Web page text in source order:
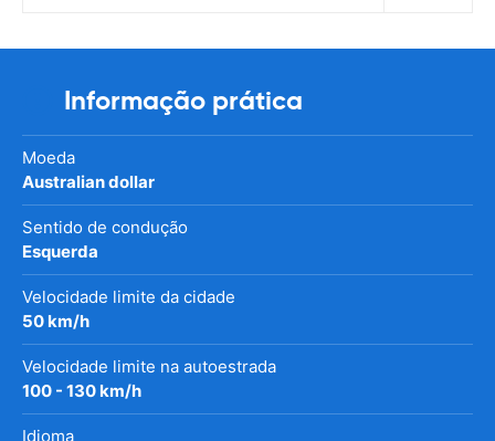
Informação prática
Moeda
Australian dollar
Sentido de condução
Esquerda
Velocidade limite da cidade
50 km/h
Velocidade limite na autoestrada
100 - 130 km/h
Idioma